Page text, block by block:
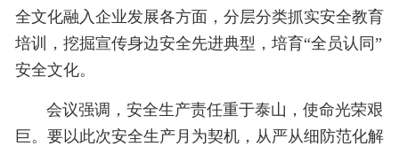
全文化融入企业发展各方面，分层分类抓实安全教育
培训，挖掘宣传身边安全先进典型，培育“全员认同”
安全文化。
会议强调，安全生产责任重于泰山，使命光荣艰
巨。要以此次安全生产月为契机，从严从细防范化解